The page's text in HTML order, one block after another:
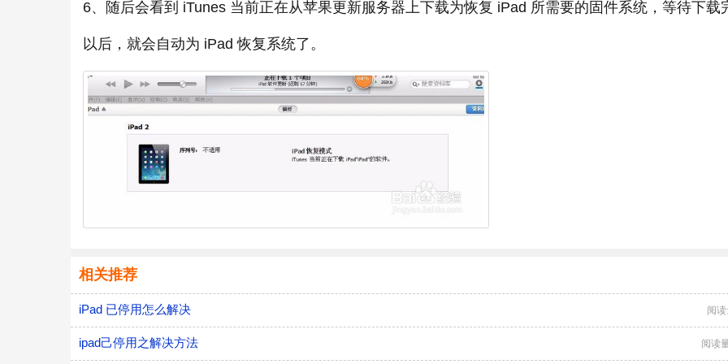
6、随后会看到 iTunes 当前正在从苹果更新服务器上下载为恢复 iPad 所需要的固件系统，等待下载
以后，就会自动为 iPad 恢复系统了。
相关推荐
iPad 已停用怎么解决 阅
ipad己停用之解决方法 阅读